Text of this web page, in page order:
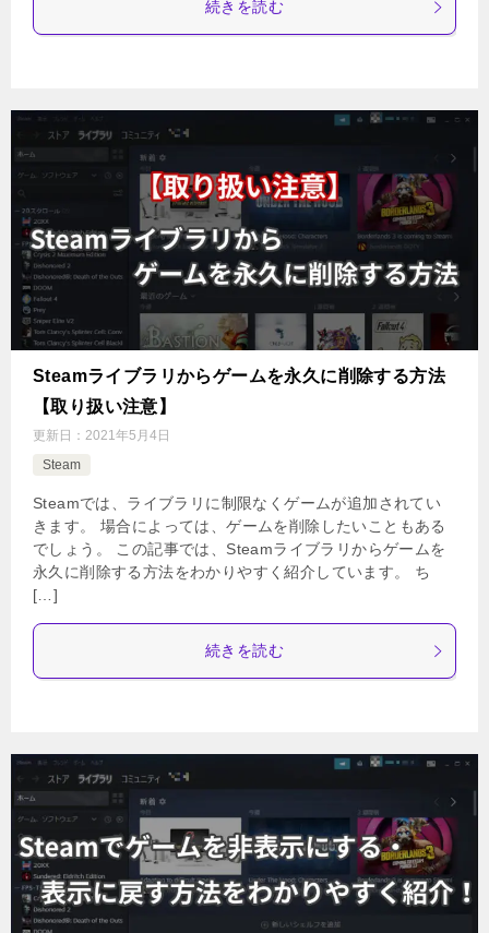
続きを読む
Steamライブラリからゲームを永久に削除する方法
【取り扱い注意】
更新日： 2021年5月4日
Steam
Steamでは、ライブラリに制限なくゲームが追加されてい
きます。 場合によっては、ゲームを削除したいこともある
でしょう。 この記事では、Steamライブラリからゲームを
永久に削除する方法をわかりやすく紹介しています。 ち
[…]
続きを読む